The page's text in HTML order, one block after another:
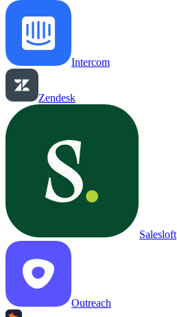
Intercom
Zendesk
Salesloft
Outreach